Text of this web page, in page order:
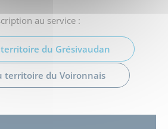
au service :
du Grésivaudan
territoire du Voironnais